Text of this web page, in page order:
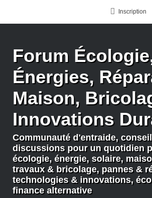
Inscription
Forum
Énergies,
Maison,
Innovations
Communauté d'entraide,
discussions pour un quotidien
écologie, énergie, solaire,
travaux & bricolage, pannes &
technologies & innovations,
finance alternative